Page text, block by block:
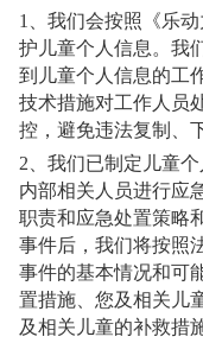
1
、我们会按照《乐
护儿童个人信息。我
到儿童个人信息的工
技术措施对工作人员
控，避免违法复制、
2 、我们已制定儿童
内部相关人员进行应
职责和应急处置策略
事件后，我们将按照
事件的基本情况和可
置措施、您及相关儿
及相关儿童的补救措